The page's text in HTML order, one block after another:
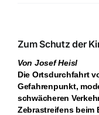
Zum Schutz der
Von Josef Heisl
Die Ortsdurchfahrt
Gefahrenpunkt,
schwächeren
Zebrastreifens beim